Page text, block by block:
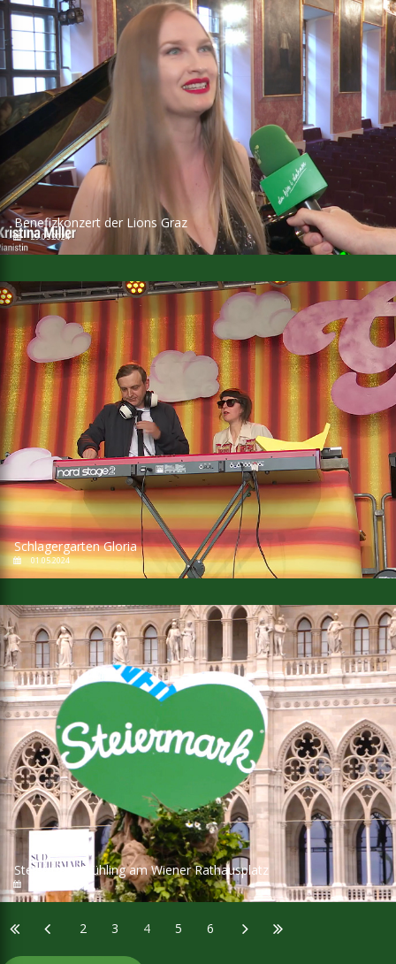
Benefizkonzert der Lions Graz
29.05.2024
Schlagergarten Gloria
01.05.2024
Steiermark-Frühling am Wiener Rathausplatz
2 3 4 5 6